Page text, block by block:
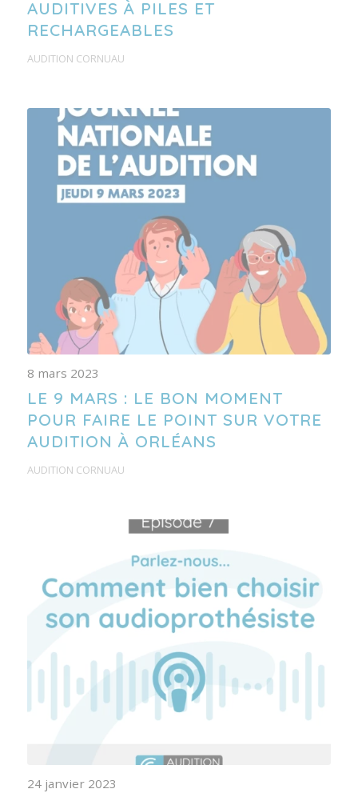
AUDITIVES À PILES ET
RECHARGEABLES
AUDITION CORNUAU
LE 9 MARS : LE BON MOMENT
POUR FAIRE LE POINT SUR VOTRE
AUDITION À ORLÉANS
AUDITION CORNUAU
8 mars 2023
24 janvier 2023